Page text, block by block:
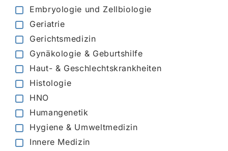
Embryologie und Zellbiologie
Geriatrie
Gerichtsmedizin
Gynäkologie & Geburtshilfe
Haut- & Geschlechtskrankheiten
Histologie
HNO
Humangenetik
Hygiene & Umweltmedizin
Innere Medizin